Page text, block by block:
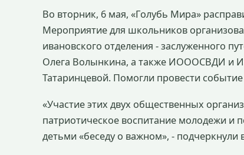
Во вторник, 6 мая, «Голубь Мира»
Мероприятие для школьников
ивановского отделения - заслуженного
Олега Волынкина, а также ИОООСВДИ и
Татаринцевой. Помогли провести
«Участие этих двух общественных
патриотическое воспитание молодежи
детьми «беседу о важном», - подчеркнули